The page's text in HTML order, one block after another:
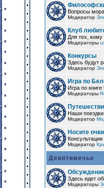
Вопросы
Модератор
Клуб
Для тех, кому
Модераторы
Конкурсы
Здесь будут
Модератор
Игра по
Игра по
Модераторы
Наши
Модератор
Носите
Модератор
Девятимечье
Здесь идет
Модераторы